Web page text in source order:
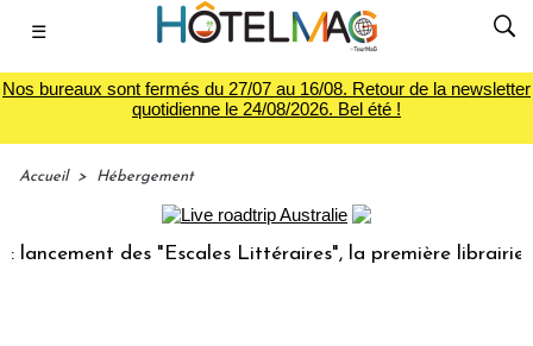
☰
Nos bureaux sont fermés du 27/07 au 16/08. Retour de la newsletter
quotidienne le 24/08/2026. Bel été !
Accueil > Hébergement
des "Escales Littéraires", la première librairie du